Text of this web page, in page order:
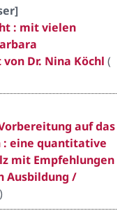
: mit vielen
Dr. Nina Köchl (
auf das
: eine quantitative
mit Empfehlungen
Ausbildung /
)